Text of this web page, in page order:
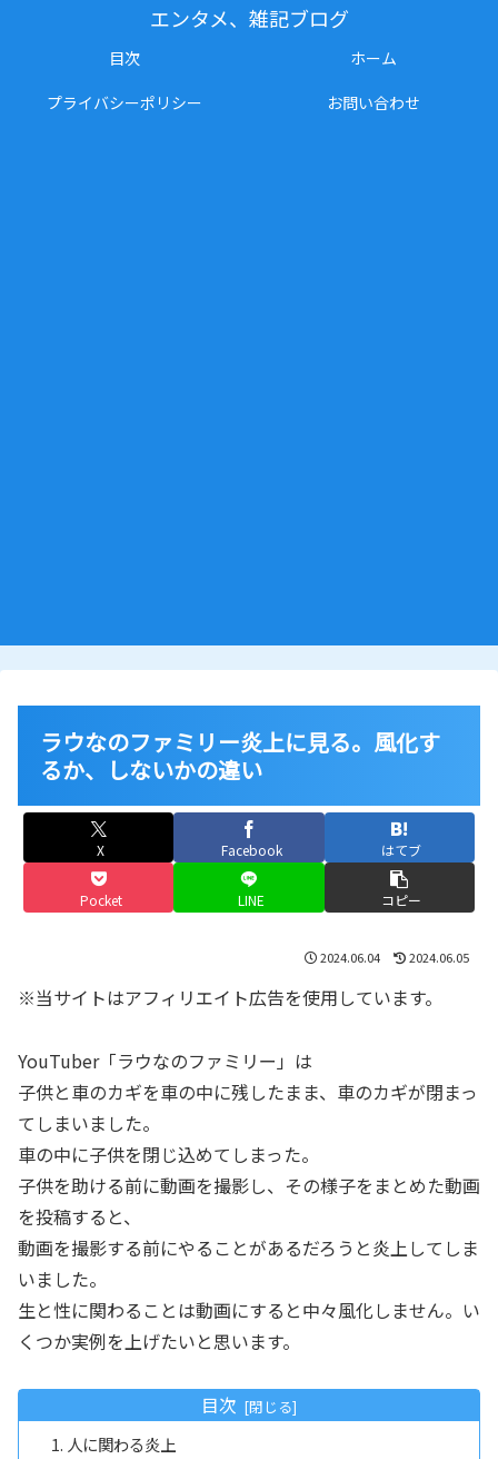
エンタメ、雑記ブログ
目次
ホーム
プライバシーポリシー
お問い合わせ
ラウなのファミリー炎上に見る。風化す
るか、しないかの違い
X Facebook はてブ
Pocket LINE コピー
2024.06.04 2024.06.05
※当サイトはアフィリエイト広告を使用しています。
YouTuber「ラウなのファミリー」は
子供と車のカギを車の中に残したまま、車のカギが閉まっ
てしまいました。
車の中に子供を閉じ込めてしまった。
子供を助ける前に動画を撮影し、その様子をまとめた動画
を投稿すると、
動画を撮影する前にやることがあるだろうと炎上してしま
いました。
生と性に関わることは動画にすると中々風化しません。い
くつか実例を上げたいと思います。
目次
人に関わる炎上